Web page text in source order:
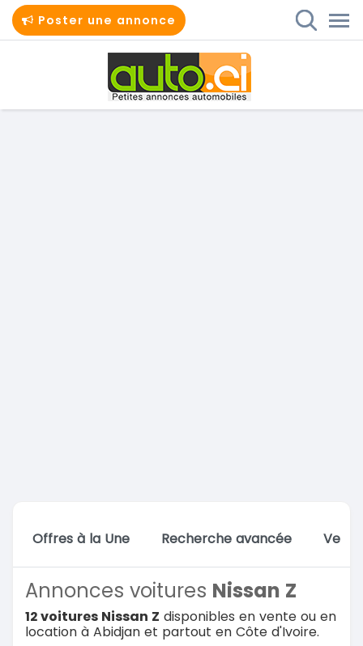
Poster une annonce
Offres à la Une Recherche avancée Vente
Annonces voitures Nissan Z
12 voitures Nissan Z disponibles en vente ou en
location à Abidjan et partout en Côte d'Ivoire.